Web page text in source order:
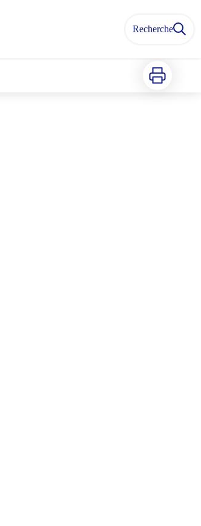
Recherche
Imprimer